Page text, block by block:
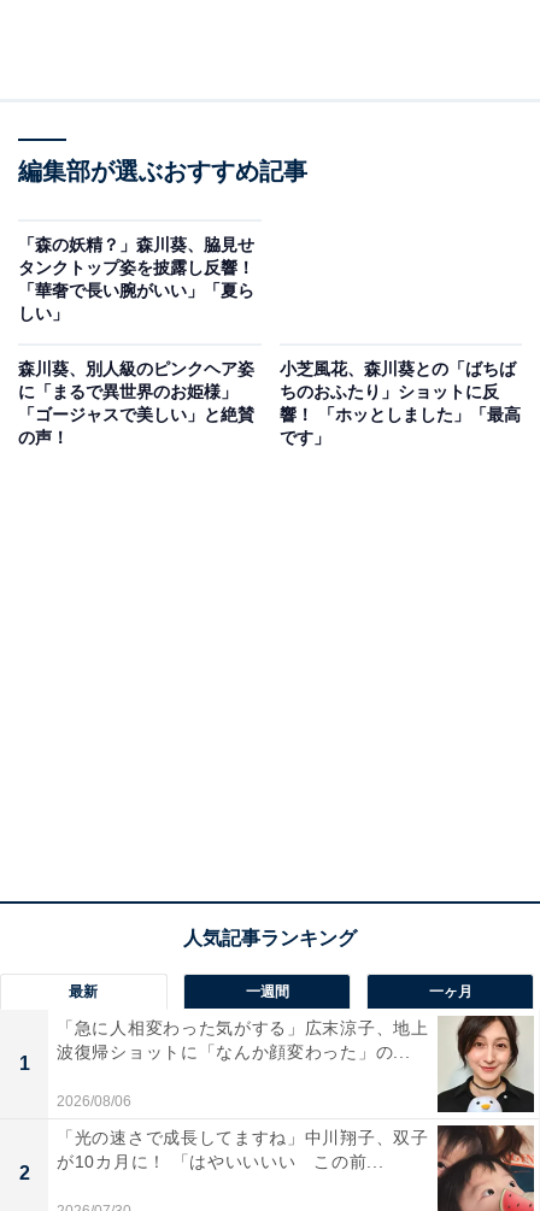
編集部が選ぶおすすめ記事
「森の妖精？」森川葵、脇見せ
タンクトップ姿を披露し反響！
「華奢で長い腕がいい」「夏ら
しい」
森川葵、別人級のピンクヘア姿
に「まるで異世界のお姫様」
「ゴージャスで美しい」と絶賛
の声！
小芝風花、森川葵との「ばちば
ちのおふたり」ショットに反
響！ 「ホッとしました」「最高
です」
最新 一週間 一ヶ月
1
「急に人相変わった気がする」広末涼子、地上
波復帰ショットに「なんか顔変わった」の...
2026/08/06
2
「光の速さで成長してますね」中川翔子、双子
が10カ月に！ 「はやいいいい この前...